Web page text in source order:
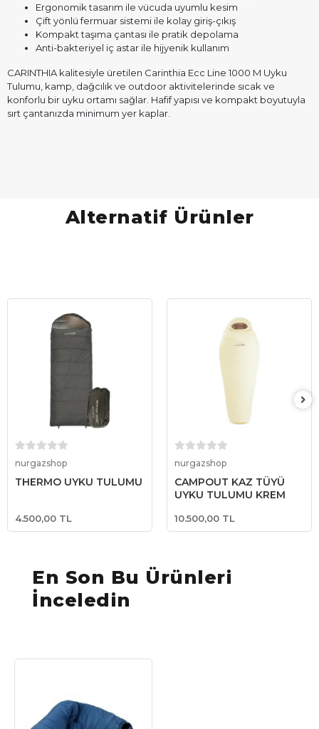
Ergonomik tasarım ile vücuda uyumlu kesim
Çift yönlü fermuar sistemi ile kolay giriş-çıkış
Kompakt taşıma çantası ile pratik depolama
Anti-bakteriyel iç astar ile hijyenik kullanım
CARINTHIA kalitesiyle üretilen Carinthia Ecc Line 1000 M Uyku
Tulumu, kamp, dağcılık ve outdoor aktivitelerinde sıcak ve
konforlu bir uyku ortamı sağlar. Hafif yapısı ve kompakt boyutuyla
sırt çantanızda minimum yer kaplar.
Alternatif Ürünler
nurgazshop
THERMO UYKU TULUMU
4.500,00 TL
nurgazshop
CAMPOUT KAZ TÜYÜ
UYKU TULUMU KREM
10.500,00 TL
En Son Bu Ürünleri
İnceledin